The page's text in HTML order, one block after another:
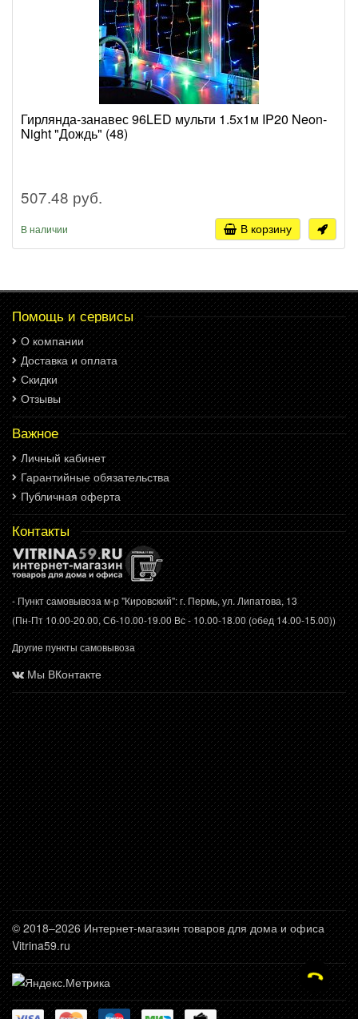
Гирлянда-занавес 96LED мульти 1.5х1м IP20 Neon-
Night "Дождь" (48)
507.48 руб.
В наличии В корзину
Помощь и сервисы
О компании
Доставка и оплата
Скидки
Отзывы
Важное
Личный кабинет
Гарантийные обязательства
Публичная оферта
Контакты
- Пункт самовывоза м-р "Кировский": г. Пермь, ул. Липатова, 13
(Пн-Пт 10.00-20.00, Сб-10.00-19.00 Вс - 10.00-18.00 (обед 14.00-15.00))
Другие пункты самовывоза
Мы ВКонтакте
© 2018–2026 Интернет-магазин товаров для дома и офиса
Vitrina59.ru